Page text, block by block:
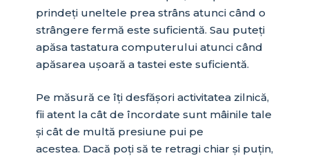
prindeți uneltele prea strâns atunci când o
strângere fermă este suficientă. Sau puteți
apăsa tastatura computerului atunci când
apăsarea ușoară a tastei este suficientă.
Pe măsură ce îți desfășori activitatea zilnică,
fii atent la cât de încordate sunt mâinile tale
și cât de multă presiune pui pe
acestea. Dacă poți să te retragi chiar și puțin,